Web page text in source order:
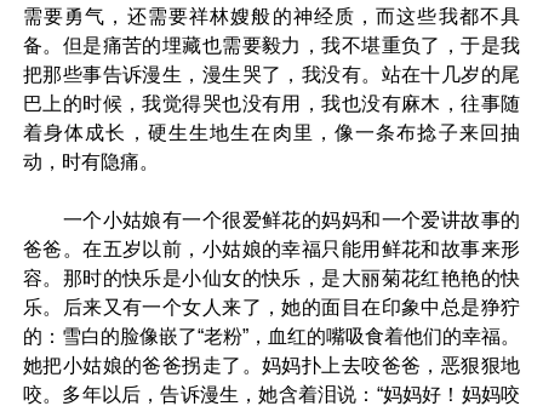
需要勇气，还需要祥林嫂般的神经质，而这些我都不具
备。但是痛苦的埋藏也需要毅力，我不堪重负了，于是我
把那些事告诉漫生，漫生哭了，我没有。站在十几岁的尾
巴上的时候，我觉得哭也没有用，我也没有麻木，往事随
着身体成长，硬生生地生在肉里，像一条布捻子来回抽
动，时有隐痛。
一个小姑娘有一个很爱鲜花的妈妈和一个爱讲故事的
爸爸。在五岁以前，小姑娘的幸福只能用鲜花和故事来形
容。那时的快乐是小仙女的快乐，是大丽菊花红艳艳的快
乐。后来又有一个女人来了，她的面目在印象中总是狰狞
的：雪白的脸像嵌了“老粉”，血红的嘴吸食着他们的幸福。
她把小姑娘的爸爸拐走了。妈妈扑上去咬爸爸，恶狠狠地
咬。多年以后，告诉漫生，她含着泪说：“妈妈好！妈妈咬